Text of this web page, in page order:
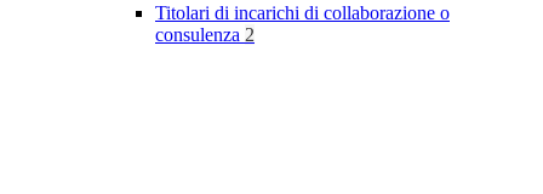
Titolari di incarichi di collaborazione o
consulenza 2